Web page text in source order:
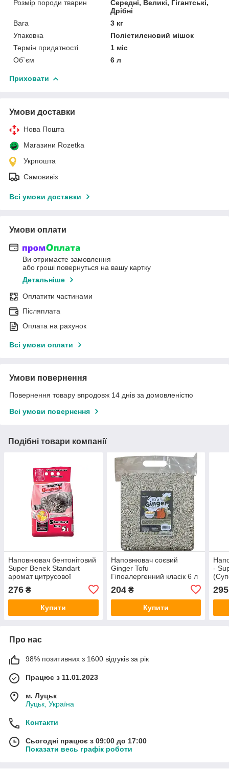
Розмір породи тварин
Середні, Великі, Гігантські,
Дрібні
Вага
3 кг
Упаковка
Поліетиленовий мішок
Термін придатності
1 міс
Об`єм
6 л
Приховати
Умови доставки
Нова Пошта
Магазини Rozetka
Укрпошта
Самовивіз
Всі умови доставки
Умови оплати
Ви отримаєте замовлення
або гроші повернуться на вашу картку
Детальніше
Оплатити частинами
Післяплата
Оплата на рахунок
Всі умови оплати
Умови повернення
Повернення товару впродовж 14 днів за домовленістю
Всі умови повернення
Подібні товари компанії
Наповнювач бентонітовий
Super Benek Standart
аромат цитрусової
276 ₴
Купити
Наповнювач соєвий
Ginger Tofu
Гіпоалергенний класік 6 л
204₴
Купити
-
295
Про нас
98% позитивних з 1600 відгуків за рік
Працює з 11.01.2023
м. Луцьк
Луцьк, Україна
Контакти
Сьогодні працює з 09:00 до 17:00
Показати весь графік роботи